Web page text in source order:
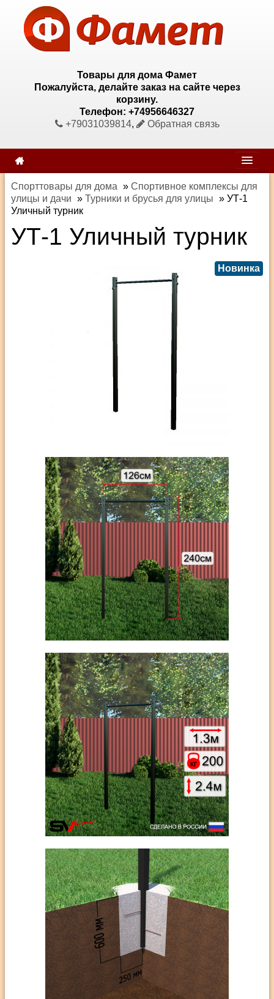
Товары для дома Фамет
Пожалуйста, делайте заказ на сайте через
корзину.
Телефон: +74956646327
+79031039814, Обратная связь
Спорттовары для дома » Спортивное комплексы для
улицы и дачи » Турники и брусья для улицы » УТ-1
Уличный турник
УТ-1 Уличный турник
Новинка